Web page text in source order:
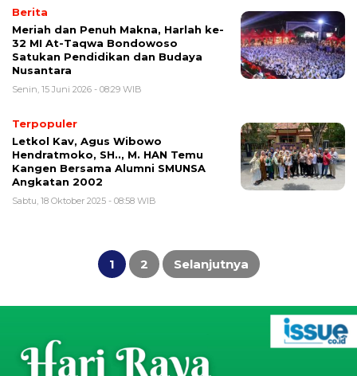
Berita
Meriah dan Penuh Makna, Harlah ke-
32 MI At-Taqwa Bondowoso
Satukan Pendidikan dan Budaya
Nusantara
Senin, 15 Juni 2026 - 08:29 WIB
Terpopuler
Letkol Kav, Agus Wibowo
Hendratmoko, SH.., M. HAN Temu
Kangen Bersama Alumni SMUNSA
Angkatan 2002
Sabtu, 18 Oktober 2025 - 08:58 WIB
Paginasi
1 2 Selanjutnya